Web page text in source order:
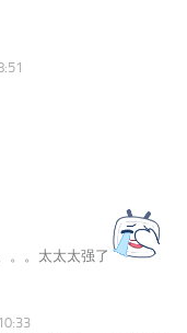
。。太太太强了